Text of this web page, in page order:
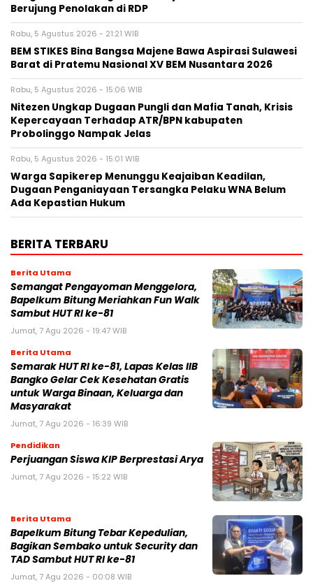
Berujung Penolakan di RDP
Rabu, 5 Agustus 2026 - 21:21 WIB
BEM STIKES Bina Bangsa Majene Bawa Aspirasi Sulawesi
Barat di Pratemu Nasional XV BEM Nusantara 2026
Rabu, 5 Agustus 2026 - 15:06 WIB
Nitezen Ungkap Dugaan Pungli dan Mafia Tanah, Krisis
Kepercayaan Terhadap ATR/BPN kabupaten
Probolinggo Nampak Jelas
Rabu, 5 Agustus 2026 - 15:01 WIB
Warga Sapikerep Menunggu Keajaiban Keadilan,
Dugaan Penganiayaan Tersangka Pelaku WNA Belum
Ada Kepastian Hukum
BERITA TERBARU
Berita Utama
Semangat Pengayoman Menggelora,
Bapelkum Bitung Meriahkan Fun Walk
Sambut HUT RI ke-81
Jumat, 7 Agu 2026 - 19:47 WIB
Berita Utama
Semarak HUT RI ke-81, Lapas Kelas IIB
Bangko Gelar Cek Kesehatan Gratis
untuk Warga Binaan, Keluarga dan
Masyarakat
Jumat, 7 Agu 2026 - 16:39 WIB
Pendidikan
Perjuangan Siswa KIP Berprestasi Arya
Jumat, 7 Agu 2026 - 15:22 WIB
Berita Utama
Bapelkum Bitung Tebar Kepedulian,
Bagikan Sembako untuk Security dan
TAD Sambut HUT RI ke-81
Jumat, 7 Agu 2026 - 00:08 WIB